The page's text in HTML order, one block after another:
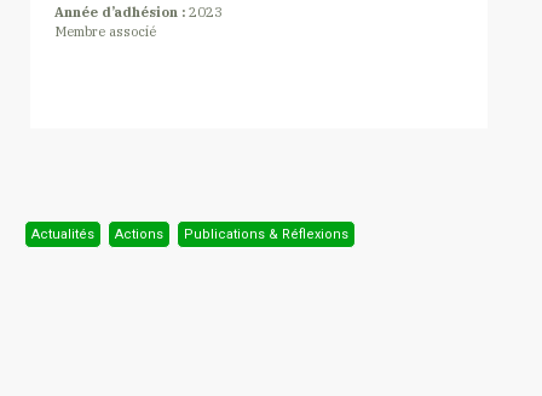
Année d’adhésion : 2023
Membre associé
Actualités Actions Publications & Réflexions